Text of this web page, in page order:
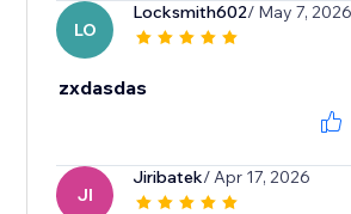
LO
Locksmith602/ May 7, 2026
zxdasdas
JI
Jiribatek/ Apr 17, 2026